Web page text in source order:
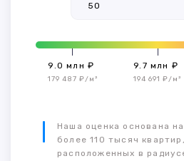
9.0 млн ₽
179 487 ₽/м²
9.7 млн ₽
194 691 ₽/м²
Наша оценка основана
более 110 тысяч
расположенных в